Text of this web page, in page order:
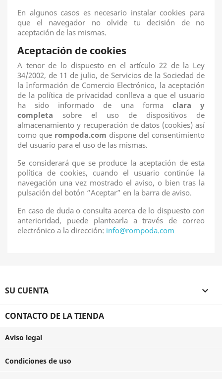
En algunos​ casos es necesario instalar cookies para
que el navegador no olvide tu decisión de no
aceptación de las mismas.
Aceptación de cookies
A tenor de lo dispuesto en el artículo 22 de la Ley
34/2002, de 11 de julio, de Servicios de la Sociedad de
la Información de Comercio Electrónico, la aceptación
de la política de privacidad conlleva a que el usuario
ha sido informado de una forma
clara y
completa sobre el uso de dispositivos de
almacenamiento y recuperación de datos (cookies) así
como que rompoda.com dispone del consentimiento
del usuario para el uso de las mismas.
Se considerará que se produce la aceptación de esta
política de cookies, cuando el usuario continúe la
navegación una vez mostrado el aviso, o bien tras la
pulsación del botón “Aceptar” ​en la barra de aviso.
En caso de duda o consulta acerca de lo dispuesto con
anterioridad, puede plantearla a través de correo
electrónico a la dirección: info@rompoda.com
SU CUENTA 
CONTACTO DE LA TIENDA
Aviso legal
Condiciones de uso